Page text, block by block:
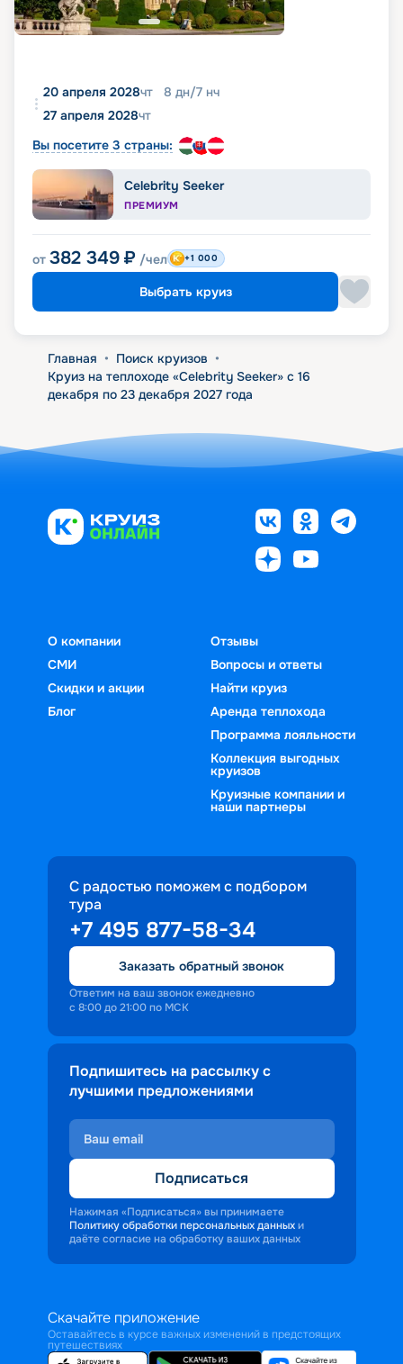
20 апреля 2028чт 8 дн/7 нч
27 апреля 2028чт
Вы посетите 3 страны:
Celebrity Seeker
ПРЕМИУМ
от 382 349 ₽ /чел +1 000
Выбрать круиз
Главная • Поиск круизов •
Круиз на теплоходе «Celebrity Seeker» с 16
декабря по 23 декабря 2027 года
О компании
СМИ
Скидки и акции
Блог
Отзывы
Вопросы и ответы
Найти круиз
Аренда теплохода
Программа лояльности
Коллекция выгодных
круизов
Круизные компании и
наши партнеры
С радостью поможем с подбором
тура
+7 495 877-58-34
Заказать обратный звонок
Ответим на ваш звонок ежедневно
с 8:00 до 21:00 по МСК
Подпишитесь на рассылку с
лучшими предложениями
Подписаться
Нажимая «Подписаться» вы принимаете
Политику обработки персональных данных и
даёте согласие на обработку ваших данных
Скачайте приложение
Оставайтесь в курсе важных изменений в предстоящих
путешествиях